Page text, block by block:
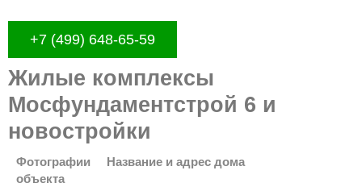
+7 (499) 648-65-59
Жилые комплексы
Мосфундаментстрой 6 и
новостройки
Фотографии
объекта
Название и адрес дома